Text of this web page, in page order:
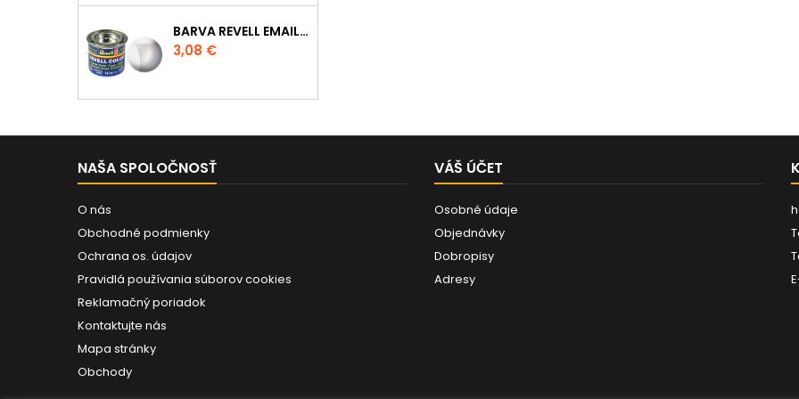
BARVA REVELL EMAILOVÁ - 32102: MATNÁ ČIRÁ (CLEAR MAT)
Cena
3,08 €
NAŠA SPOLOČNOSŤ
O nás
Obchodné podmienky
Ochrana os. údajov
Pravidlá používania súborov cookies
Reklamačný poriadok
Kontaktujte nás
Mapa stránky
Obchody
VÁŠ ÚČET
Osobné údaje
Objednávky
Dobropisy
Adresy